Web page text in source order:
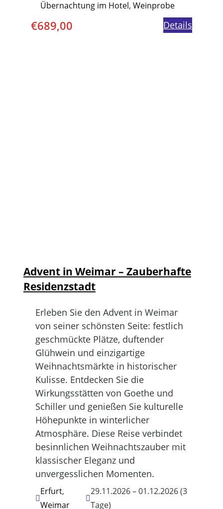
Übernachtung im Hotel, Weinprobe
€689,00 Details
Advent in Weimar – Zauberhafte
Residenzstadt
Erleben Sie den Advent in Weimar
von seiner schönsten Seite: festlich
geschmückte Plätze, duftender
Glühwein und einzigartige
Weihnachtsmärkte in historischer
Kulisse. Entdecken Sie die
Wirkungsstätten von Goethe und
Schiller und genießen Sie kulturelle
Höhepunkte in winterlicher
Atmosphäre. Diese Reise verbindet
besinnlichen Weihnachtszauber mit
klassischer Eleganz und
unvergesslichen Momenten.
Erfurt,
Weimar
29.11.2026 – 01.12.2026 (3
Tage)